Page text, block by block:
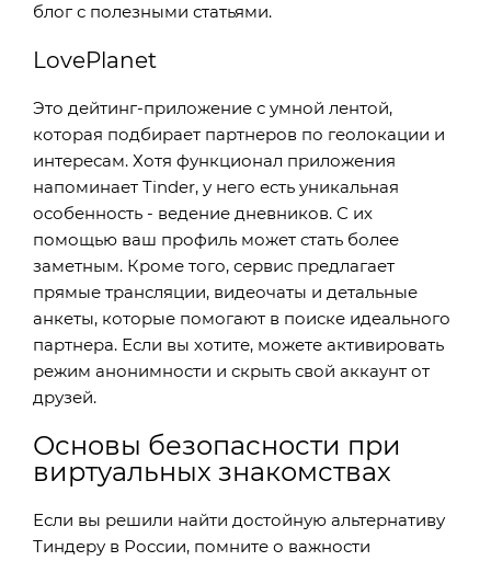
блог с полезными статьями.
LovePlanet
Это дейтинг-приложение с умной лентой,
которая подбирает партнеров по геолокации и
интересам. Хотя функционал приложения
напоминает Tinder, у него есть уникальная
особенность - ведение дневников. С их
помощью ваш профиль может стать более
заметным. Кроме того, сервис предлагает
прямые трансляции, видеочаты и детальные
анкеты, которые помогают в поиске идеального
партнера. Если вы хотите, можете активировать
режим анонимности и скрыть свой аккаунт от
друзей.
Основы безопасности при
виртуальных знакомствах
Если вы решили найти достойную альтернативу
Тиндеру в России, помните о важности